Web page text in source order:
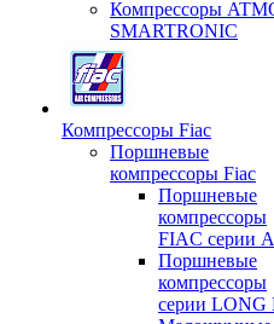
Компрессоры
SMARTRONIC
Компрессоры Fiac
Поршневые
компрессоры Fiac
Поршневые
компрессоры
FIAC серии
Поршневые
компрессоры
серии LONG